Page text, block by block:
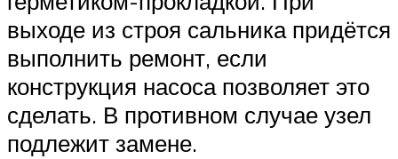
выходе из строя сальника придётся
выполнить ремонт, если
конструкция насоса позволяет это
сделать. В противном случае узел
подлежит замене.